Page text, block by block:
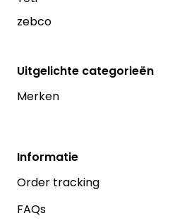
zebco
Uitgelichte categorieën
Merken
Informatie
Order tracking
FAQs